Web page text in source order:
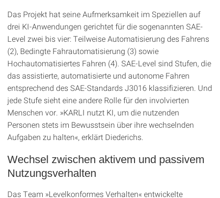
Das Projekt hat seine Aufmerksamkeit im Speziellen auf
drei KI-Anwendungen gerichtet für die sogenannten SAE-
Level zwei bis vier: Teilweise Automatisierung des Fahrens
(2), Bedingte Fahrautomatisierung (3) sowie
Hochautomatisiertes Fahren (4). SAE-Level sind Stufen, die
das assistierte, automatisierte und autonome Fahren
entsprechend des SAE-Standards J3016 klassifizieren. Und
jede Stufe sieht eine andere Rolle für den involvierten
Menschen vor. »KARLI nutzt KI, um die nutzenden
Personen stets im Bewusstsein über ihre wechselnden
Aufgaben zu halten«, erklärt Diederichs.
Wechsel zwischen aktivem und passivem
Nutzungsverhalten
Das Team »Levelkonformes Verhalten« entwickelte